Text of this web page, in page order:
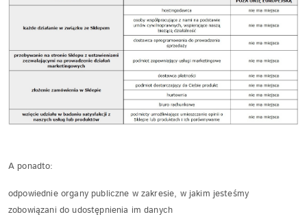
A ponadto:
odpowiednie organy publiczne w zakresie, w jakim jesteśmy
zobowiązani do udostępnienia im danych